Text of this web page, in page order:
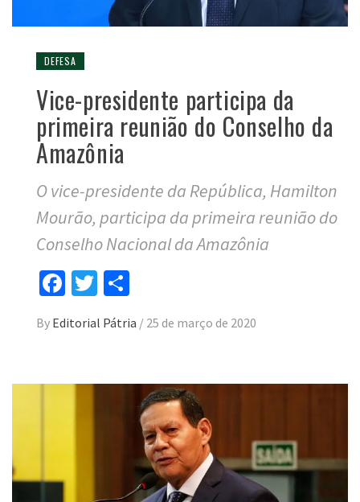
DEFESA
Vice-presidente participa da
primeira reunião do Conselho da
Amazônia
O vice-presidente da República, Hamilton
Mourão, participa da primeira reunião do
Conselho Nacional da Amazônia
Facebook
Twitter
By Editorial Pátria / 25 de março de 2020